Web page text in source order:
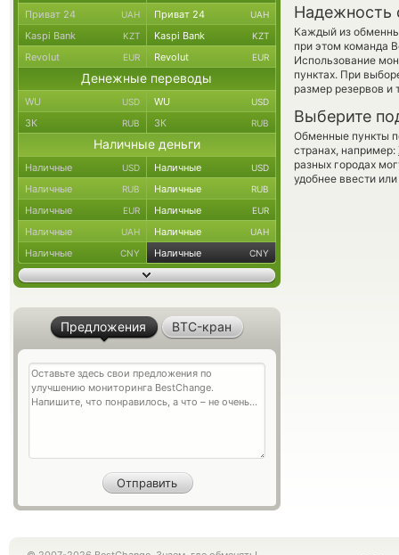
Надежность
Каждый из
при этом команда
Использование
пунктах. При
размер резервов и
Выберите
Обменные пункты
странах, например:
разных городах
удобнее ввести
Приват 24 UAH Приват 24 UAH
Kaspi Bank KZT Kaspi Bank KZT
Revolut EUR Revolut EUR
Денежные переводы
WU USD WU USD
ЗК RUB ЗК RUB
Наличные деньги
Наличные USD Наличные USD
Наличные RUB Наличные RUB
Наличные EUR Наличные EUR
Наличные UAH Наличные UAH
Наличные CNY Наличные CNY
Предложения BTC-кран